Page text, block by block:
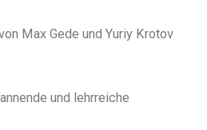
Max Gede und Yuriy Krotov
und lehrreiche